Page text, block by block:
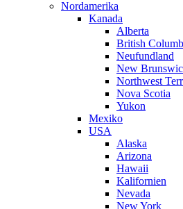
Nordamerika
Kanada
Alberta
British
Neufundland
New
Northwest
Nova Scotia
Yukon
Mexiko
USA
Alaska
Arizona
Hawaii
Kalifornien
Nevada
New York